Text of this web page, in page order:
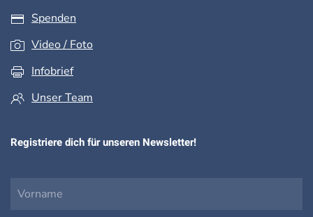
Spenden
Video / Foto
Infobrief
Unser Team
Registriere dich für unseren Newsletter!